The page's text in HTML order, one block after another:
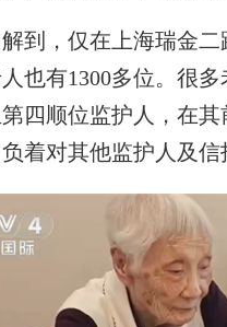
，仅在上海瑞金二
也有1300多位。很
四顺位监护人，在
着对其他监护人及信